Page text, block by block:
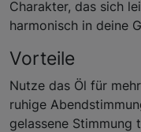
Charakter, das sich
harmonisch in deine
Vorteile
Nutze das Öl für
ruhige
gelassene Stimmung